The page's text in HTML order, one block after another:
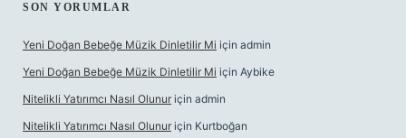
SON YORUMLAR
Yeni Doğan Bebeğe Müzik Dinletilir Mi için admin
Yeni Doğan Bebeğe Müzik Dinletilir Mi için Aybike
Nitelikli Yatırımcı Nasıl Olunur için admin
Nitelikli Yatırımcı Nasıl Olunur için Kurtboğan